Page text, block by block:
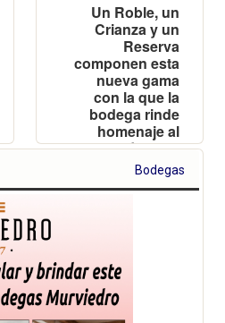
Un Roble, un
Crianza y un
Reserva
componen esta
nueva gama
con la que la
bodega rinde
homenaje al
carácter, el
tiempo y la
autenticidad
Bodegas